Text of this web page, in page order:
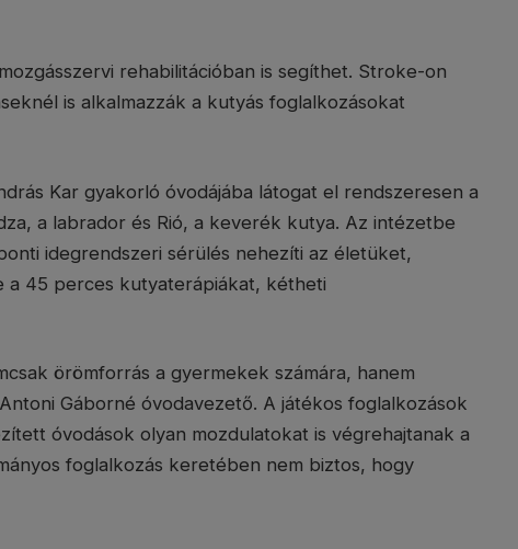
rehabilitációban is segíthet. Stroke-on
is alkalmazzák a kutyás foglalkozásokat
Kar gyakorló óvodájába látogat el rendszeresen a
a labrador és Rió, a keverék kutya. Az intézetbe
idegrendszeri sérülés nehezíti az életüket,
45 perces kutyaterápiákat, kétheti
örömforrás a gyermekek számára, hanem
Gáborné óvodavezető. A játékos foglalkozások
óvodások olyan mozdulatokat is végrehajtanak a
foglalkozás keretében nem biztos, hogy